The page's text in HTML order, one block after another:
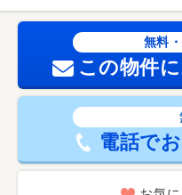
無料
この物件
電話で